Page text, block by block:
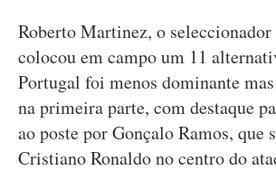
Roberto Martinez, o
colocou em campo um 11
Portugal foi menos dominante
na primeira parte, com destaque
ao poste por Gonçalo Ramos, que
Cristiano Ronaldo no centro do